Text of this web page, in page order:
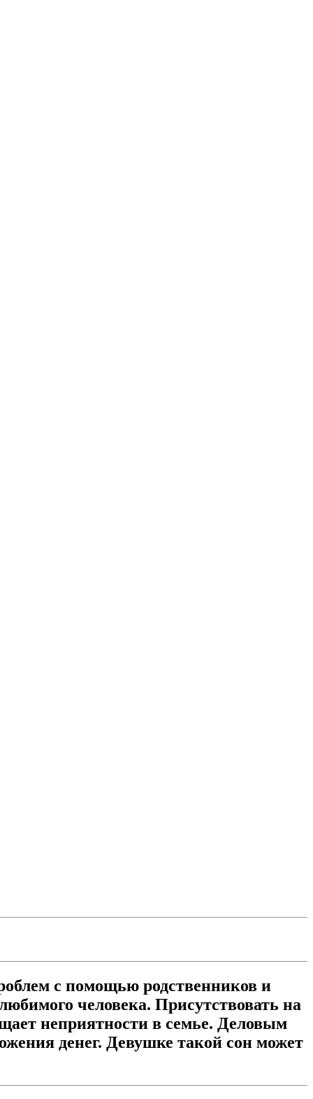
с помощью родственников и
человека. Присутствовать на
неприятности в семье. Деловым
денег. Девушке такой сон может